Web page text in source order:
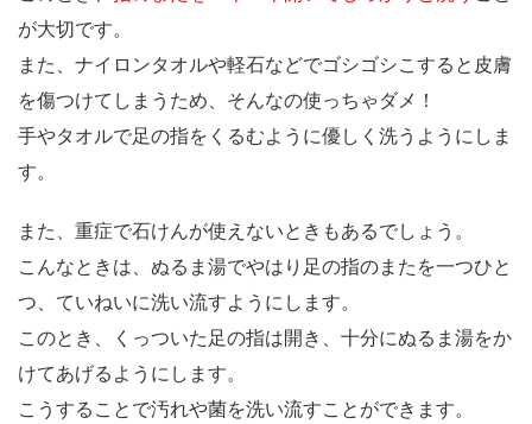
が大切です。
また、ナイロンタオルや軽石などでゴシゴシこすると皮膚
を傷つけてしまうため、そんなの使っちゃダメ！
手やタオルで足の指をくるむように優しく洗うようにしま
す。
また、重症で石けんが使えないときもあるでしょう。
こんなときは、ぬるま湯でやはり足の指のまたを一つひと
つ、ていねいに洗い流すようにします。
このとき、くっついた足の指は開き、十分にぬるま湯をか
けてあげるようにします。
こうすることで汚れや菌を洗い流すことができます。